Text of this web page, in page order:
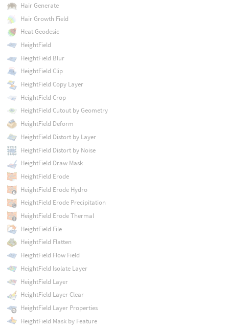
Hair Generate
Hair Growth Field
Heat Geodesic
HeightField
HeightField Blur
HeightField Clip
HeightField Copy Layer
HeightField Crop
HeightField Cutout by Geometry
HeightField Deform
HeightField Distort by Layer
HeightField Distort by Noise
HeightField Draw Mask
HeightField Erode
HeightField Erode Hydro
HeightField Erode Precipitation
HeightField Erode Thermal
HeightField File
HeightField Flatten
HeightField Flow Field
HeightField Isolate Layer
HeightField Layer
HeightField Layer Clear
HeightField Layer Properties
HeightField Mask by Feature